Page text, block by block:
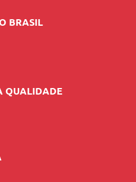
BRASIL
QUALIDADE